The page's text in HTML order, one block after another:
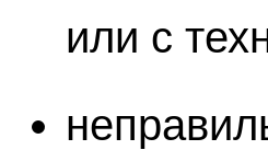
или с